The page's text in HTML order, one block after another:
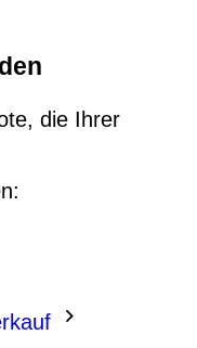
die Ihrer